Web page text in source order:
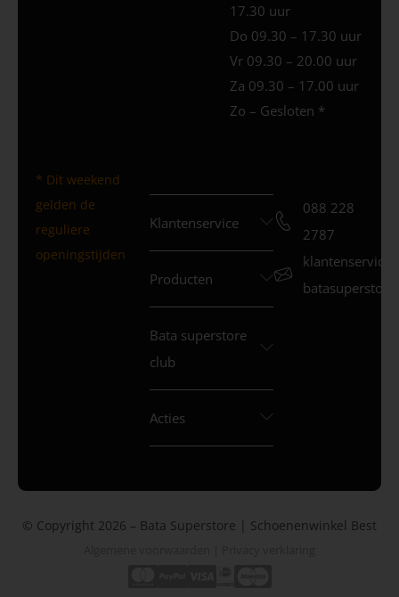
17.30 uur
Do 09.30 – 17.30 uur
Vr 09.30 – 20.00 uur
Za 09.30 – 17.00 uur
Zo – Gesloten *
* Dit weekend
gelden de
reguliere
openingstijden
Klantenservice
Producten
Bata superstore
club
Acties
088 228
2787
© Copyright 2026 – Bata Superstore | Schoenenwinkel Best